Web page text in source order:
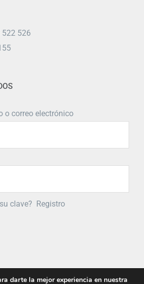
526
o correo electrónico
clave? Registro
darte la mejor experiencia en nuestra